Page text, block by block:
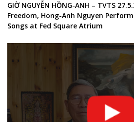
GIỜ NGUYỄN HỒNG-ANH – TVTS
Freedom, Hong-Anh Nguyen
Songs at Fed Square Atrium